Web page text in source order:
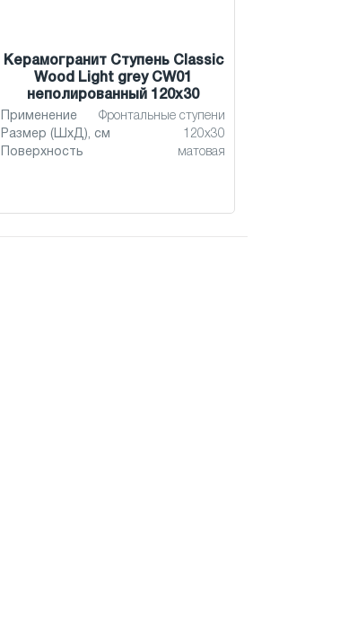
Керамогранит Ступень Classic
Wood Light grey CW01
неполированный 120x30
Применение
Фронтальные ступени
Размер (ШхД), см
120x30
Поверхность
матовая